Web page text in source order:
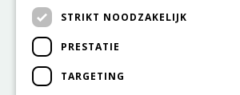
Ontvang ongeveer 1x per week onze
We slaan uw gegevens op conform
Voornaam
STRIKT NOODZAKELIJK
PRESTATIE
TARGETING